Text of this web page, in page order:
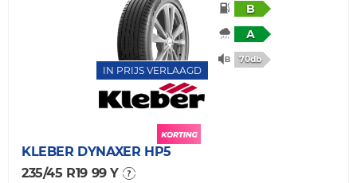
IN PRIJS VERLAAGD
B
A
70db
KLEBER DYNAXER HP5
235/45 R19 99 Y